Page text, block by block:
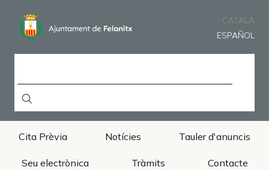
contingut
CATALÀ
ESPAÑOL
Cita Prèvia Notícies Tauler d'anuncis
Seu electrònica Tràmits Contacte